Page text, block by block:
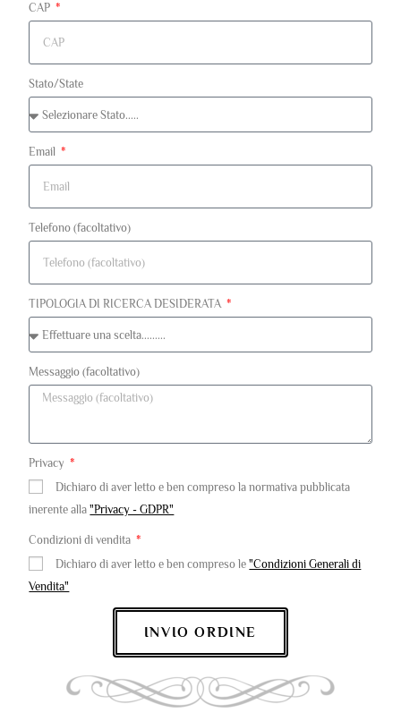
CAP
Stato/State
Email
Telefono (facoltativo)
TIPOLOGIA DI RICERCA DESIDERATA
Messaggio (facoltativo)
Privacy
Dichiaro di aver letto e ben compreso la normativa pubblicata
inerente alla"Privacy - GDPR"
Condizioni di vendita
Dichiaro di aver letto e ben compreso le"Condizioni Generali di
Vendita"
INVIO ORDINE